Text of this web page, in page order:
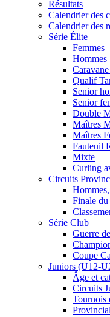
Résultats
Calendrier des
Calendrier des
Série Élite
Femmes
Hommes
Qualif
Senior
Senior
Double
Maîtres
Maîtres
Fauteuil
Mixte
Curling
Circuits
Finale
Série Club
Guerre
Coupe
Juniors (U12-
Âge et
Circuits
Tournois